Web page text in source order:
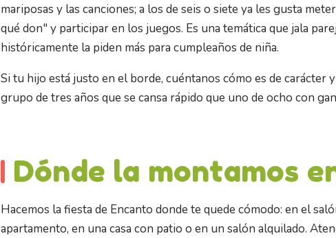
mariposas y las canciones; a los de seis o siete ya les gusta
qué don" y participar en los juegos. Es una temática que jala
históricamente la piden más para cumpleaños de niña.
Si tu hijo está justo en el borde, cuéntanos cómo es de carácter
grupo de tres años que se cansa rápido que uno de ocho con
Dónde la montamos
Hacemos la fiesta de Encanto donde te quede cómodo: en el
apartamento, en una casa con patio o en un salón alquilado.